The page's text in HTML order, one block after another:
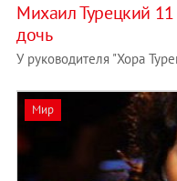
Михаил Турецкий
дочь
У руководителя "Хора
Мир